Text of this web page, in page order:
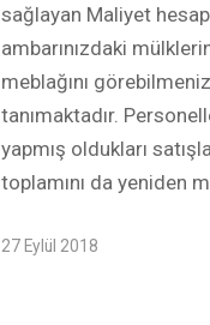
sağlayan Maliyet
ambarınızdaki
meblağını
tanımaktadır.
yapmış oldukları
toplamını da yeniden
27 Eylül 2018